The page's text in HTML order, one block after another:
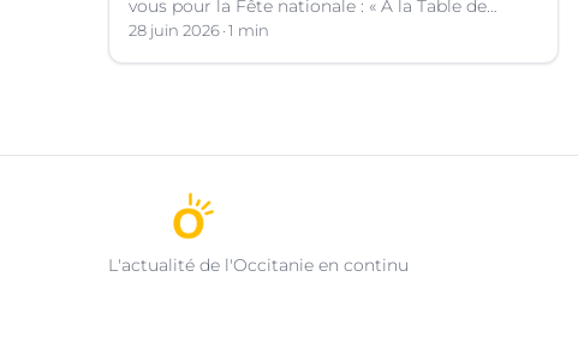
vous pour la Fête nationale : « À la Table de
Marianne », le 13 juillet prochain.
28 juin 2026 1 min
L'actualité de l'Occitanie en continu